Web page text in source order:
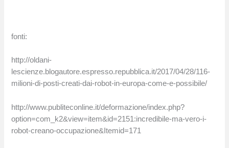
fonti:
http://oldani-
lescienze.blogautore.espresso.repubblica.it/2017/04/28/116-
milioni-di-posti-creati-dai-robot-in-europa-come-e-possibile/
http://www.publiteconline.it/deformazione/index.php?
option=com_k2&view=item&id=2151:incredibile-ma-vero-i-
robot-creano-occupazione&Itemid=171